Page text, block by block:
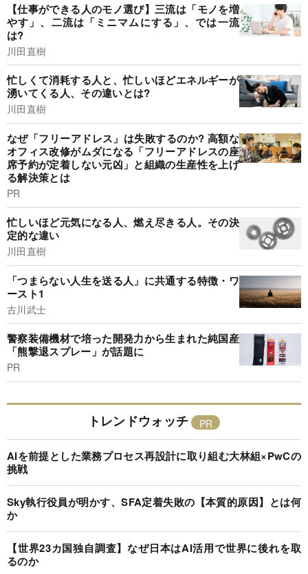
【仕事ができる人のモノ選び】三流は「モノを増
やす」、二流は「ミニマムにする」、では一流
は?
川田直樹
忙しくて消耗する人と、忙しいほどエネルギーが
湧いてくる人、その違いとは?
川田直樹
なぜ「フリーアドレス」は失敗するのか? 高額な
オフィス改修がムダになる「フリーアドレスの座
席予約が定着しない元凶」と組織の生産性を上げ
る解決策とは
PR
忙しいほど元気になる人、燃え尽きる人。その決
定的な違い
川田直樹
「つまらない人生を送る人」に共通する特徴・ワ
ースト1
古川武士
警察装備機材で培った開発力から生まれた純国産
「熊撃退スプレー」が話題に
PR
トレンドウォッチ
AIを前提とした業務プロセス再設計に取り組む大林組×PwCの
挑戦
Sky執行役員が明かす、SFA定着失敗の【本質的原因】とは何
か
【世界23カ国独自調査】なぜ日本はAI活用で世界に後れを取
るのか